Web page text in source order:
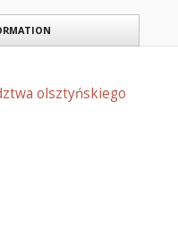
olsztyńskiego